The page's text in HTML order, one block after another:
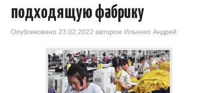
подходящую фабрику
Опубликовано 23.02.2022 автором Ильенко Андрей